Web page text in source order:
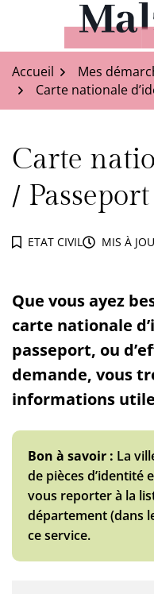
contenu
Accueil
Mes
Carte nationale
Carte
/ Passeport
ETAT CIVIL MIS À
Que vous ayez
carte nationale
passeport, ou
demande, vous
informations
Bon à savoir : La
de pièces d’identité
vous reporter à la
département (dans
ce service.